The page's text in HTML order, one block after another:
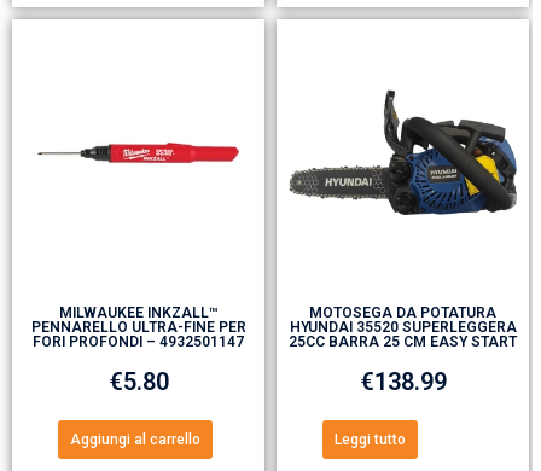
MILWAUKEE INKZALL™
PENNARELLO ULTRA-FINE PER
FORI PROFONDI – 4932501147
€5.80
Aggiungi al carrello
MOTOSEGA DA POTATURA
HYUNDAI 35520 SUPERLEGGERA
25CC BARRA 25 CM EASY START
€138.99
Leggi tutto